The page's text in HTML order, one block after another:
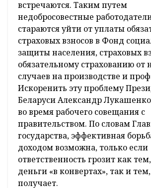
встречаются. Таким путем
недобросовестные
стараются уйти от уплаты
страховых взносов в Фонд
защиты населения, страховых
обязательному страхованию от
случаев на производстве и
Искоренить эту проблему
Беларуси Александр
во время рабочего совещания с
правительством. По словам
государства, эффективная
доходом возможна, только если
ответственность грозит как
деньги «в конвертах», так и
получает.